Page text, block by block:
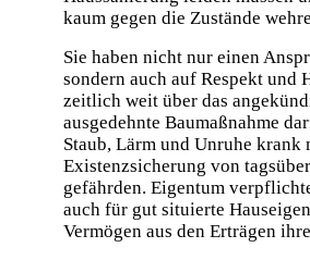
kaum gegen die Zustände
Sie haben nicht nur einen
sondern auch auf Respekt und
zeitlich weit über das
ausgedehnte Baumaßnahme
Staub, Lärm und Unruhe krank
Existenzsicherung von
gefährden. Eigentum
auch für gut situierte
Vermögen aus den Erträgen